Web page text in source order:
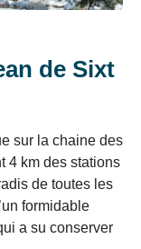
de Sixt
sur la chaine des
4 km des stations
de toutes les
formidable
a su conserver